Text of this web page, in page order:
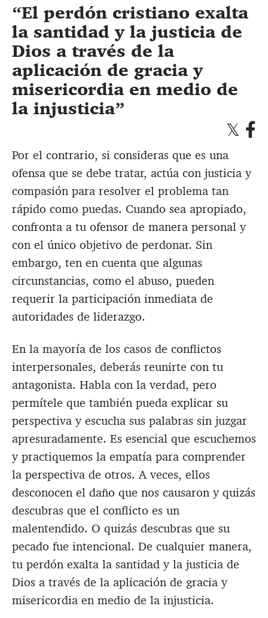
El perdón cristiano exalta
la santidad y la justicia de
Dios a través de la
aplicación de gracia y
misericordia en medio de
la injusticia
Por el contrario, si consideras que es una
ofensa que se debe tratar, actúa con justicia y
compasión para resolver el problema tan
rápido como puedas. Cuando sea apropiado,
confronta a tu ofensor de manera personal y
con el único objetivo de perdonar. Sin
embargo, ten en cuenta que algunas
circunstancias, como el abuso, pueden
requerir la participación inmediata de
autoridades de liderazgo.
En la mayoría de los casos de conflictos
interpersonales, deberás reunirte con tu
antagonista. Habla con la verdad, pero
permítele que también pueda explicar su
perspectiva y escucha sus palabras sin juzgar
apresuradamente. Es esencial que escuchemos
y practiquemos la empatía para comprender
la perspectiva de otros. A veces, ellos
desconocen el daño que nos causaron y quizás
descubras que el conflicto es un
malentendido. O quizás descubras que su
pecado fue intencional. De cualquier manera,
tu perdón exalta la santidad y la justicia de
Dios a través de la aplicación de gracia y
misericordia en medio de la injusticia.